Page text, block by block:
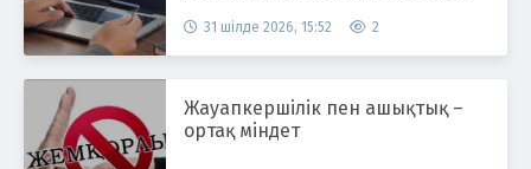
31 шілде 2026, 15:52 2
Жауапкершілік пен ашықтық –
ортақ міндет